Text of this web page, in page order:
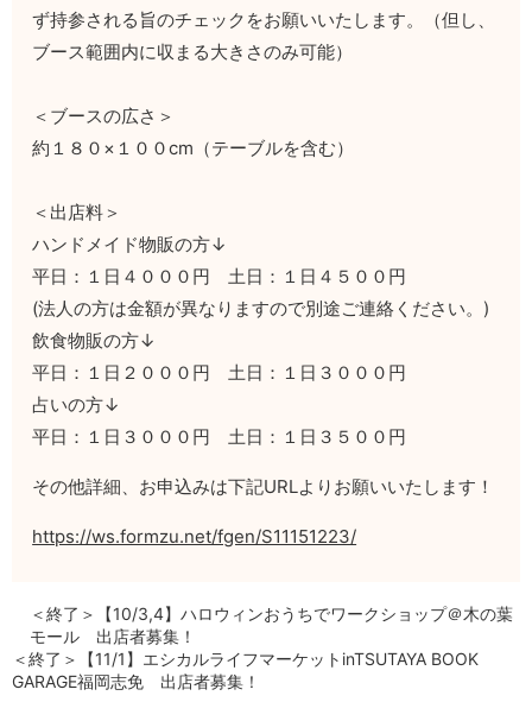
ず持参される旨のチェックをお願いいたします。（但し、
ブース範囲内に収まる大きさのみ可能）
＜ブースの広さ＞
約１８０×１００cm（テーブルを含む）
＜出店料＞
ハンドメイド物販の方↓
平日：１日４０００円 土日：１日４５００円
(法人の方は金額が異なりますので別途ご連絡ください。)
飲食物販の方↓
平日：１日２０００円 土日：１日３０００円
占いの方↓
平日：１日３０００円 土日：１日３５００円
その他詳細、お申込みは下記URLよりお願いいたします！
https://ws.formzu.net/fgen/S11151223/
＜終了＞【10/3,4】ハロウィンおうちでワークショップ＠木の葉
モール 出店者募集！
＜終了＞【11/1】エシカルライフマーケットinTSUTAYA BOOK
GARAGE福岡志免 出店者募集！